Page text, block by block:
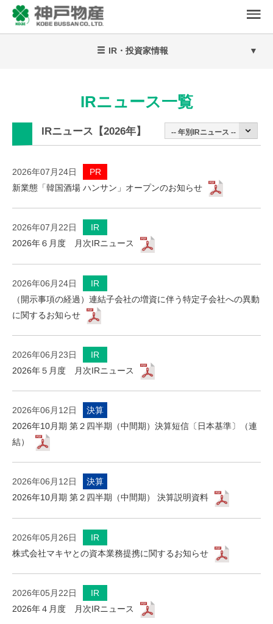
IR・投資家情報
IRニュース一覧
IRニュース【2026年】
2026年07月24日
PR
新業態「韓国酒場 ハンサン」オープンのお知らせ
2026年07月22日
IR
2026年６月度 月次IRニュース
2026年06月24日
IR
（開示事項の経過）連結子会社の増資に伴う特定子会社への異動
に関するお知らせ
2026年06月23日
IR
2026年５月度 月次IRニュース
2026年06月12日
決算
2026年10月期 第２四半期（中間期）決算短信〔日本基準〕（連
結）
2026年06月12日
決算
2026年10月期 第２四半期（中間期） 決算説明資料
2026年05月26日
IR
株式会社マキヤとの資本業務提携に関するお知らせ
2026年05月22日
IR
2026年４月度 月次IRニュース